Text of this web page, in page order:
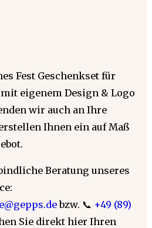
Fest Geschenkset für
eigenem Design & Logo
wir auch an Ihre
Ihnen ein auf Maß
Beratung unseres
bzw. 📞 +49 (89)
Sie direkt hier Ihren